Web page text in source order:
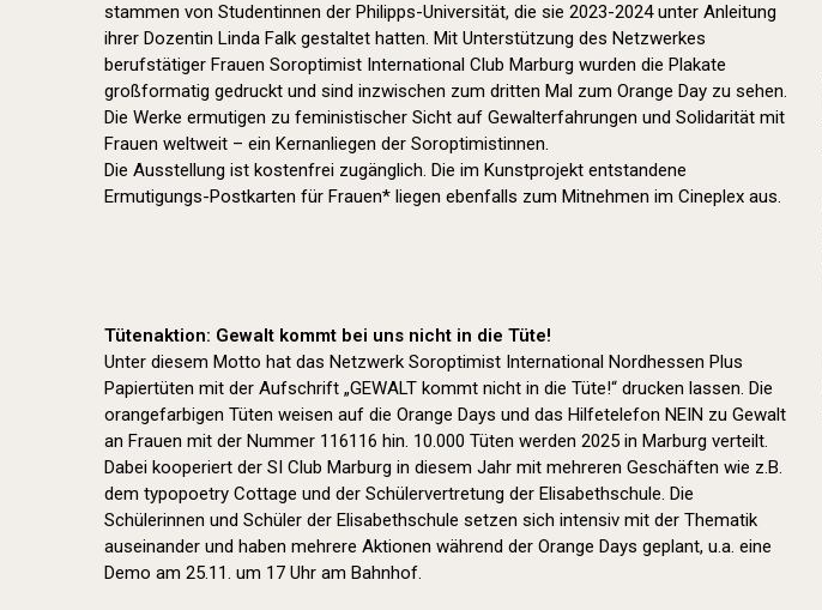
stammen von Studentinnen der Philipps-Universität, die sie 2023-2024 unter Anleitung
ihrer Dozentin Linda Falk gestaltet hatten. Mit Unterstützung des Netzwerkes
berufstätiger Frauen Soroptimist International Club Marburg wurden die Plakate
großformatig gedruckt und sind inzwischen zum dritten Mal zum Orange Day zu sehen.
Die Werke ermutigen zu feministischer Sicht auf Gewalterfahrungen und Solidarität mit
Frauen weltweit – ein Kernanliegen der Soroptimistinnen.
Die Ausstellung ist kostenfrei zugänglich. Die im Kunstprojekt entstandene
Ermutigungs-Postkarten für Frauen* liegen ebenfalls zum Mitnehmen im Cineplex aus.
Tütenaktion: Gewalt kommt bei uns nicht in die Tüte!
Unter diesem Motto hat das Netzwerk Soroptimist International Nordhessen Plus
Papiertüten mit der Aufschrift „GEWALT kommt nicht in die Tüte!“ drucken lassen. Die
orangefarbigen Tüten weisen auf die Orange Days und das Hilfetelefon NEIN zu Gewalt
an Frauen mit der Nummer 116116 hin. 10.000 Tüten werden 2025 in Marburg verteilt.
Dabei kooperiert der SI Club Marburg in diesem Jahr mit mehreren Geschäften wie z.B.
dem typopoetry Cottage und der Schülervertretung der Elisabethschule. Die
Schülerinnen und Schüler der Elisabethschule setzen sich intensiv mit der Thematik
auseinander und haben mehrere Aktionen während der Orange Days geplant, u.a. eine
Demo am 25.11. um 17 Uhr am Bahnhof.